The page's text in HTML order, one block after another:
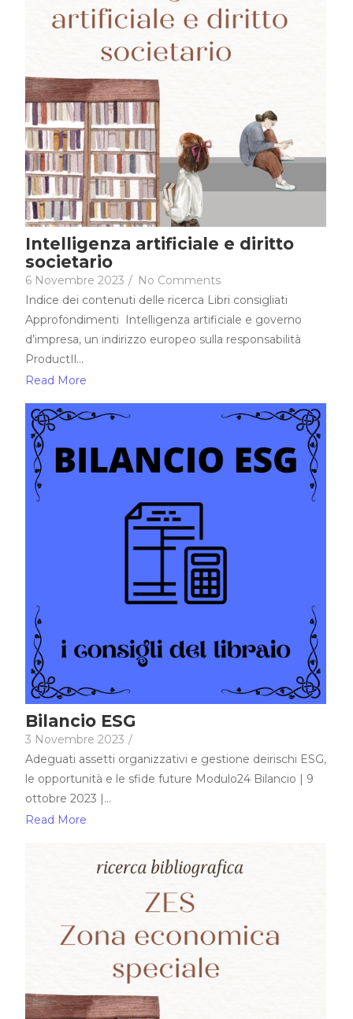
Intelligenza artificiale e diritto
societario
6 Novembre 2023 / No Comments
Indice dei contenuti delle ricerca Libri consigliati
Approfondimenti Intelligenza artificiale e governo
d’impresa, un indirizzo europeo sulla responsabilità
ProductIl...
Read More
Bilancio ESG
3 Novembre 2023 /
Adeguati assetti organizzativi e gestione deirischi ESG,
le opportunità e le sfide future Modulo24 Bilancio | 9
ottobre 2023 |...
Read More